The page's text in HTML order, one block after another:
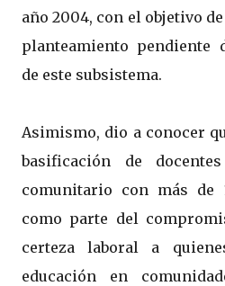
año 2004, con el objetivo
planteamiento pendiente
de este subsistema.
Asimismo, dio a conocer
basificación de
comunitario con más de
como parte del
certeza laboral a
educación en